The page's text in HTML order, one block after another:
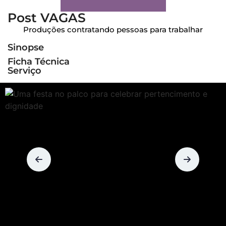
Post VAGAS
Produções contratando pessoas para trabalhar
Sinopse
Ficha Técnica
Serviço